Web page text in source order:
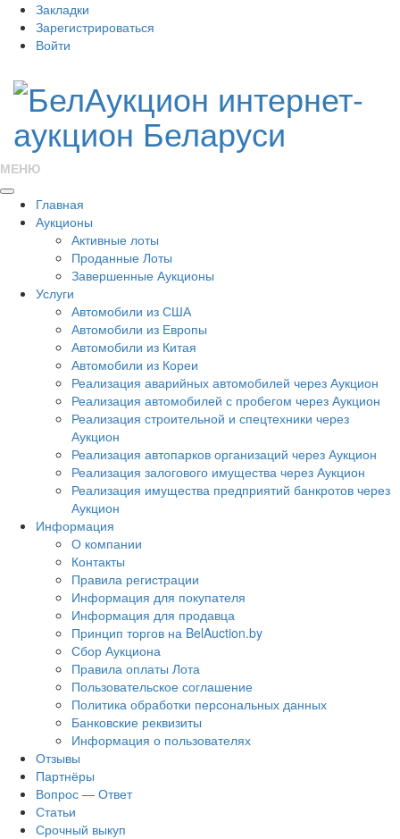
Закладки
Зарегистрироваться
Войти
МЕНЮ
Главная
Аукционы
Активные лоты
Проданные Лоты
Завершенные Аукционы
Услуги
Автомобили из США
Автомобили из Европы
Автомобили из Китая
Автомобили из Кореи
Реализация аварийных автомобилей через Аукцион
Реализация автомобилей с пробегом через Аукцион
Реализация строительной и спецтехники через
Аукцион
Реализация автопарков организаций через Аукцион
Реализация залогового имущества через Аукцион
Реализация имущества предприятий банкротов через
Аукцион
Информация
О компании
Контакты
Правила регистрации
Информация для покупателя
Информация для продавца
Принцип торгов на BelAuction.by
Сбор Аукциона
Правила оплаты Лота
Пользовательское соглашение
Политика обработки персональных данных
Банковские реквизиты
Информация о пользователях
Отзывы
Партнёры
Вопрос — Ответ
Статьи
Срочный выкуп